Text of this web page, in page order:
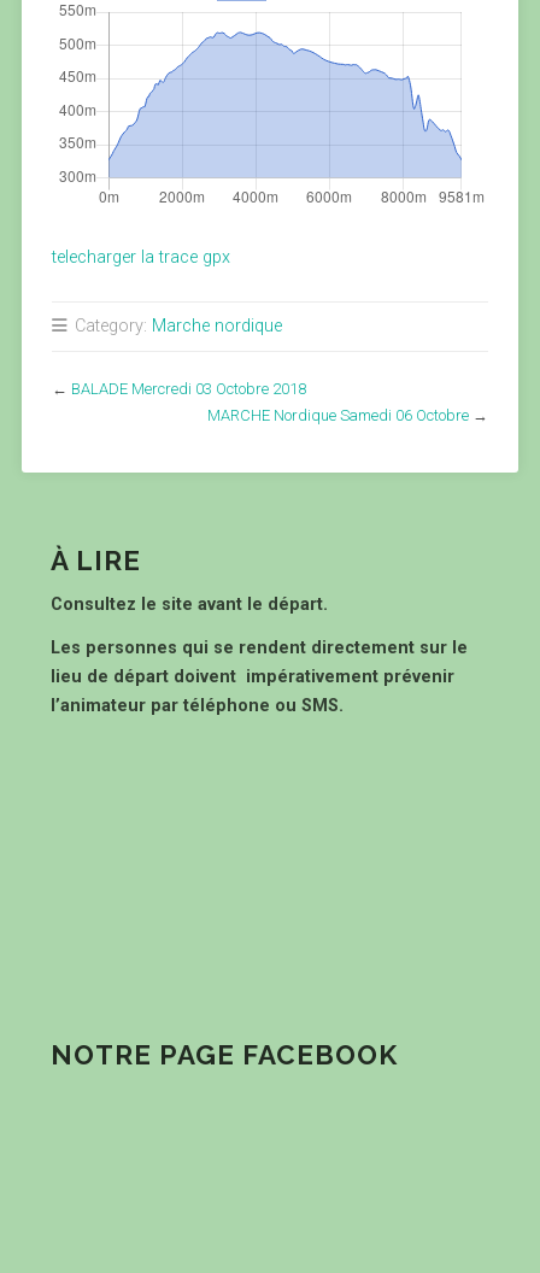
telecharger la trace gpx
Category: Marche nordique
← BALADE Mercredi 03 Octobre 2018
MARCHE Nordique Samedi 06 Octobre →
À LIRE
Consultez le site avant le départ.
Les personnes qui se rendent directement sur le
lieu de départ doivent impérativement prévenir
l’animateur par téléphone ou SMS.
NOTRE PAGE FACEBOOK